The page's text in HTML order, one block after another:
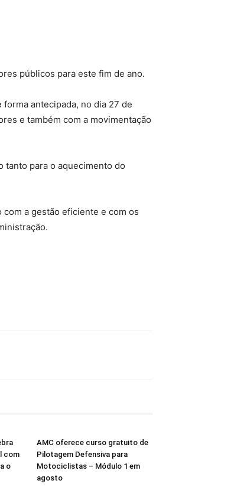
públicos para este fim de ano.
antecipada, no dia 27 de
e também com a movimentação
tanto para o aquecimento do
a gestão eficiente e com os
com
o
AMC oferece curso gratuito de
Pilotagem Defensiva para
Motociclistas – Módulo 1 em
agosto